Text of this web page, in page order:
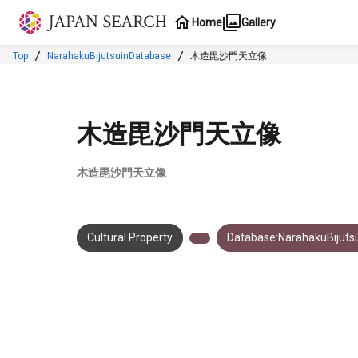
Jump to main content
Home Gallery
Top NarahakuBijutsuinDatabase 木造毘沙門天立像
木造毘沙門天立像
木造毘沙門天立像
Cultural Property